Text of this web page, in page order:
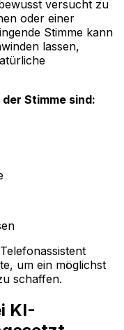
versucht zu
oder einer
Stimme kann
lassen,
Stimme sind:
um ein möglichst
schaffen.
KI-